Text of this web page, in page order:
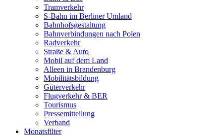
Tramverkehr
S-Bahn im Berliner Umland
Bahnhofsgestaltung
Bahnverbindungen nach Polen
Radverkehr
Straße & Auto
Mobil auf dem Land
Alleen in Brandenburg
Mobilitätsbildung
Güterverkehr
Flugverkehr & BER
Tourismus
Pressemitteilung
Verband
Monatsfilter